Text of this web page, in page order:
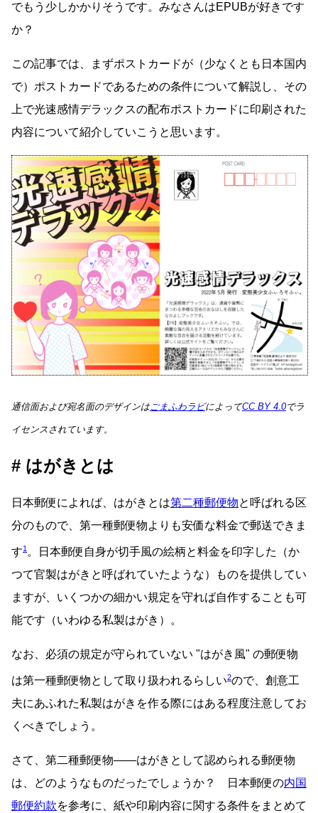
でもう少しかかりそうです。みなさんはEPUBが好きです
か？
この記事では、まずポストカードが（少なくとも日本国内
で）ポストカードであるための条件について解説し、その
上で光速感情デラックスの配布ポストカードに印刷された
内容について紹介していこうと思います。
通信面および宛名面のデザインはごまふわラビによってCC BY 4.0でラ
イセンスされています。
はがきとは
日本郵便によれば、はがきとは第二種郵便物と呼ばれる区
分のもので、第一種郵便物よりも安価な料金で郵送できま
す1 。日本郵便自身が切手風の絵柄と料金を印字した（か
つて官製はがきと呼ばれていたような）ものを提供してい
ますが、いくつかの細かい規定を守れば自作することも可
能です（いわゆる私製はがき）。
なお、必須の規定が守られていない はがき風 の郵便物
は第一種郵便物として取り扱われるらしい2ので、創意工
夫にあふれた私製はがきを作る際にはある程度注意してお
くべきでしょう。
さて、第二種郵便物――はがきとして認められる郵便物
は、どのようなものだったでしょうか？ 日本郵便の内国
郵便約款を参考に、紙や印刷内容に関する条件をまとめて